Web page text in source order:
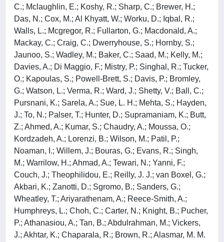
C.; Mclaughlin, E.; Koshy, R.; Sharp, C.; Brewer, H.;
Das, N.; Cox, M.; Al Khyatt, W.; Worku, D.; Iqbal, R.;
Walls, L.; Mcgregor, R.; Fullarton, G.; Macdonald, A.;
Mackay, C.; Craig, C.; Dwerryhouse, S.; Hornby, S.;
Jaunoo, S.; Wadley, M.; Baker, C.; Saad, M.; Kelly, M.;
Davies, A.; Di Maggio, F.; Mistry, P.; Singhal, R.; Tucker,
O.; Kapoulas, S.; Powell-Brett, S.; Davis, P.; Bromley,
G.; Watson, L.; Verma, R.; Ward, J.; Shetty, V.; Ball, C.;
Pursnani, K.; Sarela, A.; Sue, L. H.; Mehta, S.; Hayden,
J.; To, N.; Palser, T.; Hunter, D.; Supramaniam, K.; Butt,
Z.; Ahmed, A.; Kumar, S.; Chaudry, A.; Moussa, O.;
Kordzadeh, A.; Lorenzi, B.; Wilson, M.; Patil, P.;
Noaman, I.; Willem, J.; Bouras, G.; Evans, R.; Singh,
M.; Warrilow, H.; Ahmad, A.; Tewari, N.; Yanni, F.;
Couch, J.; Theophilidou, E.; Reilly, J. J.; van Boxel, G.;
Akbari, K.; Zanotti, D.; Sgromo, B.; Sanders, G.;
Wheatley, T.; Ariyarathenam, A.; Reece-Smith, A.;
Humphreys, L.; Choh, C.; Carter, N.; Knight, B.; Pucher,
P.; Athanasiou, A.; Tan, B.; Abdulrahman, M.; Vickers,
J.; Akhtar, K.; Chaparala, R.; Brown, R.; Alasmar, M. M.